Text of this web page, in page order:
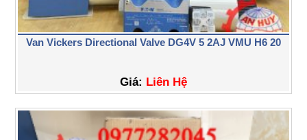
Van Vickers Directional Valve DG4V 5 2AJ VMU H6 20
Giá: Liên Hệ